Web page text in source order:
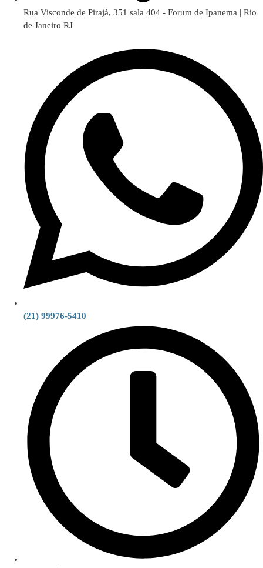
Rua Visconde de Pirajá, 351 sala 404 - Forum de Ipanema | Rio
de Janeiro RJ
(21) 99976-5410